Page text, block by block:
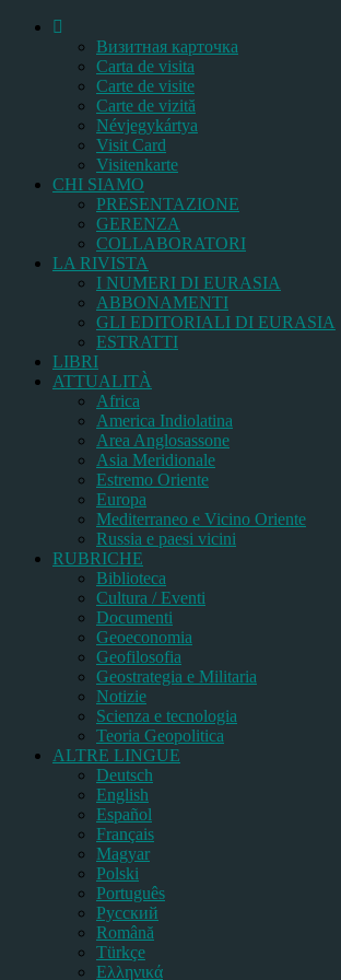
Bизитная карточка
Carta de visita
Carte de visite
Carte de vizită
Névjegykártya
Visit Card
Visitenkarte
CHI SIAMO
PRESENTAZIONE
GERENZA
COLLABORATORI
LA RIVISTA
I NUMERI DI EURASIA
ABBONAMENTI
GLI EDITORIALI DI EURASIA
ESTRATTI
LIBRI
ATTUALITÀ
Africa
America Indiolatina
Area Anglosassone
Asia Meridionale
Estremo Oriente
Europa
Mediterraneo e Vicino Oriente
Russia e paesi vicini
RUBRICHE
Biblioteca
Cultura / Eventi
Documenti
Geoeconomia
Geofilosofia
Geostrategia e Militaria
Notizie
Scienza e tecnologia
Teoria Geopolitica
ALTRE LINGUE
Deutsch
English
Español
Français
Magyar
Polski
Português
Pусский
Română
Türkçe
Ελληνικά